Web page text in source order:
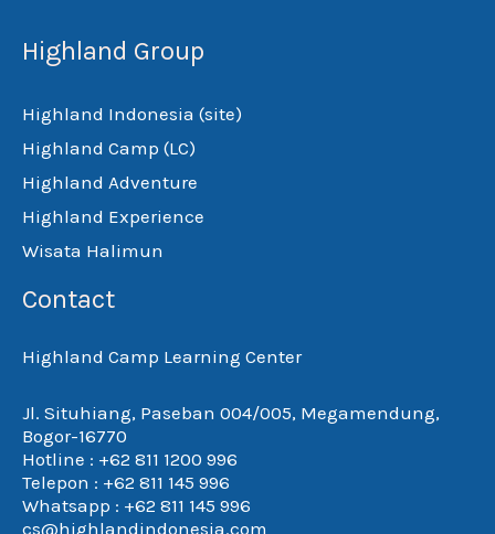
Highland Group
Highland Indonesia (site)
Highland Camp (LC)
Highland Adventure
Highland Experience
Wisata Halimun
Contact
Highland Camp Learning Center
Jl. Situhiang, Paseban 004/005, Megamendung,
Bogor-16770
Hotline : +62 811 1200 996
Telepon : +62 811 145 996
Whatsapp : +62 811 145 996
cs@highlandindonesia.com